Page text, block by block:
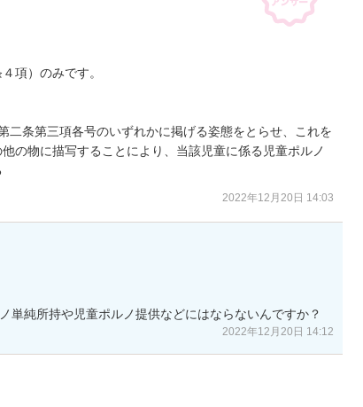
項）のみです。
二条第三項各号のいずれかに掲げる姿態をとらせ、これを
の物に描写することにより、当該児童に係る児童ポルノ
2022年12月20日 14:03
単純所持や児童ポルノ提供などにはならないんですか？
2022年12月20日 14:12